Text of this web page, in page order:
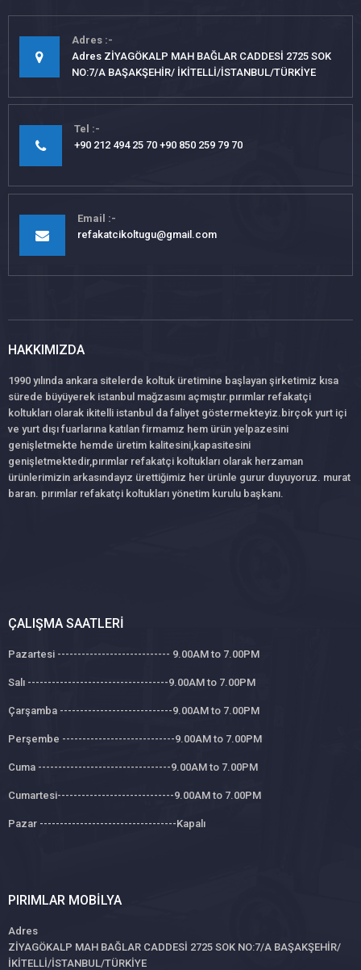
Adres
Adres ZİYAGÖKALP MAH BAĞLAR CADDESİ 2725 SOK
NO:7/A BAŞAKŞEHİR/ İKİTELLİ/İSTANBUL/TÜRKİYE
Tel
+90 212 494 25 70 +90 850 259 79 70
Email
refakatcikoltugu@gmail.com
HAKKIMIZDA
1990 yılında ankara sitelerde koltuk üretimine başlayan şirketimiz kısa
sürede büyüyerek istanbul mağzasını açmıştır.pırımlar refakatçi
koltukları olarak ikitelli istanbul da faliyet göstermekteyiz.birçok yurt içi
ve yurt dışı fuarlarına katılan firmamız hem ürün yelpazesini
genişletmekte hemde üretim kalitesini,kapasitesini
genişletmektedir,pırımlar refakatçi koltukları olarak herzaman
ürünlerimizin arkasındayız ürettiğimiz her ürünle gurur duyuyoruz. murat
baran. pırımlar refakatçi koltukları yönetim kurulu başkanı.
ÇALIŞMA SAATLERI
Pazartesi ---------------------------- 9.00AM to 7.00PM
Salı -----------------------------------9.00AM to 7.00PM
Çarşamba ----------------------------9.00AM to 7.00PM
Perşembe ----------------------------9.00AM to 7.00PM
Cuma ---------------------------------9.00AM to 7.00PM
Cumartesi-----------------------------9.00AM to 7.00PM
Pazar ----------------------------------Kapalı
PIRIMLAR MOBILYA
Adres
ZİYAGÖKALP MAH BAĞLAR CADDESİ 2725 SOK NO:7/A BAŞAKŞEHİR/
İKİTELLİ/İSTANBUL/TÜRKİYE